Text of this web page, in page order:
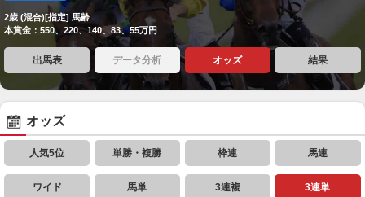
2歳 (混合)[指定] 馬齢
本賞金：550、220、140、83、55万円
出馬表 データ分析 オッズ 結果
オッズ
人気5位 単勝・複勝 枠連 馬連
ワイド 馬単 3連複 3連単